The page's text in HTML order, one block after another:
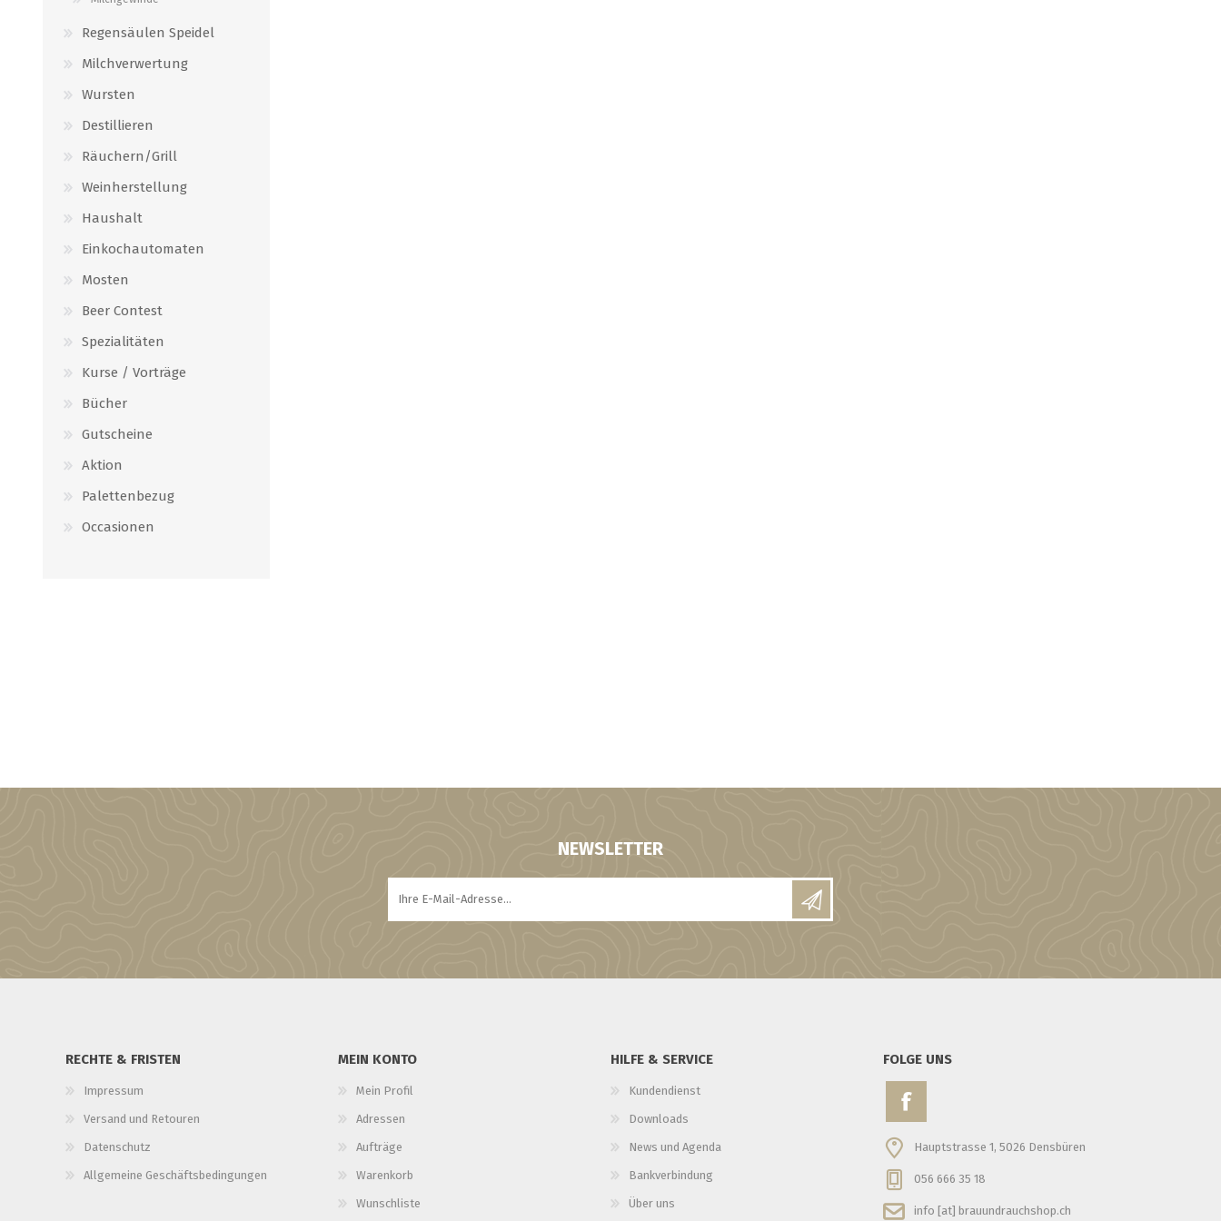
Regensäulen Speidel
Milchverwertung
Wursten
Destillieren
Räuchern/Grill
Weinherstellung
Haushalt
Einkochautomaten
Mosten
Beer Contest
Spezialitäten
Kurse / Vorträge
Bücher
Gutscheine
Aktion
Palettenbezug
Occasionen
NEWSLETTER
RECHTE & FRISTEN
Impressum
Versand und Retouren
Datenschutz
Allgemeine Geschäftsbedingungen
MEIN KONTO
Mein Profil
Adressen
Aufträge
Warenkorb
Wunschliste
HILFE & SERVICE
Kundendienst
Downloads
News und Agenda
Bankverbindung
Über uns
FOLGE UNS
Hauptstrasse 1, 5026 Densbüren
056 666 35 18
info [at] brauundrauchshop.ch